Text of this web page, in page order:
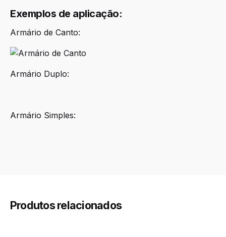
Exemplos de aplicação:
Armário de Canto:
Armário Duplo:
Armário Simples:
Produtos relacionados